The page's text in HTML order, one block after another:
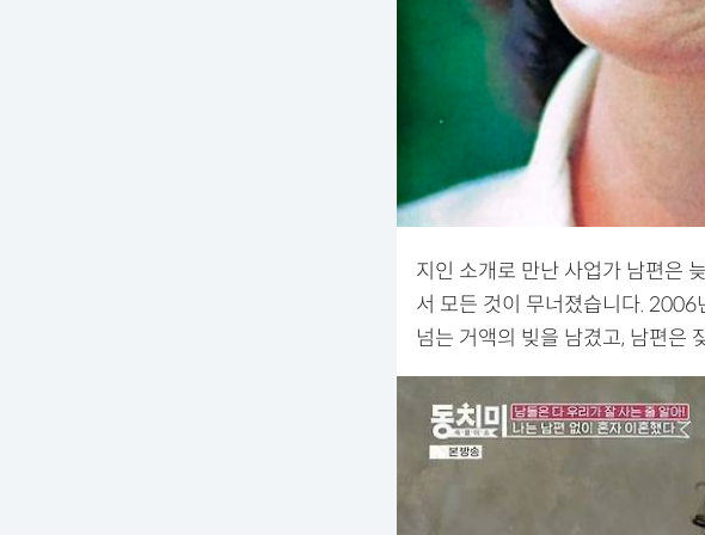
지인 소개로 만난 사업가 남편은
서 모든 것이 무너졌습니다.
넘는 거액의 빚을 남겼고, 남편은